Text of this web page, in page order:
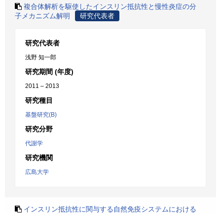
複合体解析を駆使したインスリン抵抗性と慢性炎症の分
子メカニズム解明
研究代表者
研究代表者
浅野 知一郎
研究期間 (年度)
2011 – 2013
研究種目
基盤研究(B)
研究分野
代謝学
研究機関
広島大学
インスリン抵抗性に関与する自然免疫システムにおける